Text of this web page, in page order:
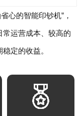
心的智能印钞机”，
运营成本、较高的
定的收益。